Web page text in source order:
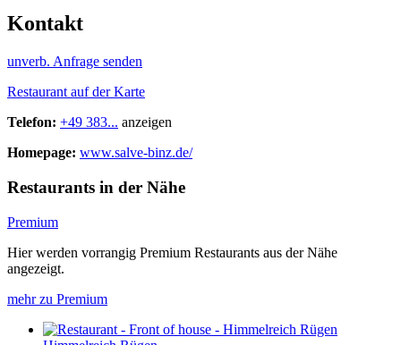
Kontakt
unverb. Anfrage senden
Restaurant auf der Karte
Telefon: +49 383... anzeigen
Homepage: www.salve-binz.de/
Restaurants in der Nähe
Premium
Hier werden vorrangig Premium Restaurants aus der Nähe
angezeigt.
mehr zu Premium